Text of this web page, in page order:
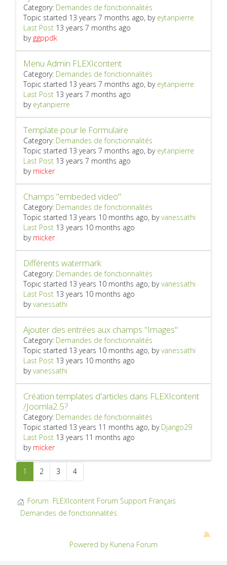
Category: Demandes de fonctionnalités
Topic started 13 years 7 months ago, by eytanpierre
Last Post 13 years 7 months ago
by ggppdk
Menu Admin FLEXIcontent
Category: Demandes de fonctionnalités
Topic started 13 years 7 months ago, by eytanpierre
Last Post 13 years 7 months ago
by eytanpierre
Template pour le Formulaire
Category: Demandes de fonctionnalités
Topic started 13 years 7 months ago, by eytanpierre
Last Post 13 years 7 months ago
by micker
Champs "embeded video"
Category: Demandes de fonctionnalités
Topic started 13 years 10 months ago, byvanessathi
Last Post 13 years 10 months ago
by micker
Différents watermark
Category: Demandes de fonctionnalités
Topic started 13 years 10 months ago, byvanessathi
Last Post 13 years 10 months ago
byvanessathi
Ajouter des entrées aux champs "Images"
Category: Demandes de fonctionnalités
Topic started 13 years 10 months ago, byvanessathi
Last Post 13 years 10 months ago
byvanessathi
Création templates d'articles dans FLEXIcontent
/Joomla2.5?
Category: Demandes de fonctionnalités
Topic started 13 years 11 months ago, by Django29
Last Post 13 years 11 months ago
by micker
1 2 3 4
Forum FLEXIcontent Forum Support Français
Demandes de fonctionnalités
Powered by Kunena Forum